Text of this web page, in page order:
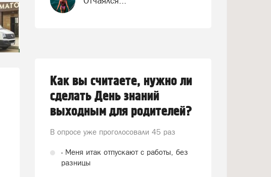
Как вы считаете, нужно ли
сделать День знаний
выходным для родителей?
В опросе уже проголосовали 45 раз
- Меня итак отпускают с работы, без
разницы